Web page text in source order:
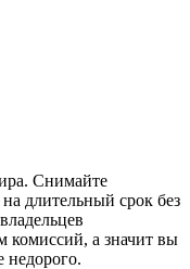
Снимайте
длительный срок без
комиссий, а значит вы
недорого.